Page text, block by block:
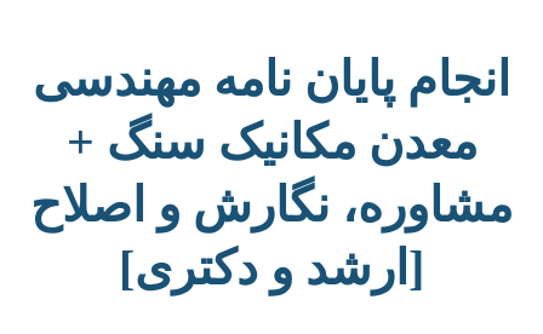
انجام پایان نامه مهندسی
معدن مکانیک سنگ +
مشاوره، نگارش و اصلاح
[ارشد و دکتری]